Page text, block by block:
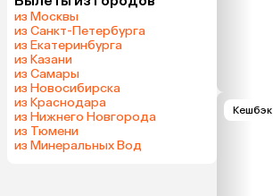
из Москвы
из Санкт-Петербурга
из Екатеринбурга
из Казани
из Самары
из Новосибирска
из Краснодара
из Нижнего Новгорода
из Тюмени
из Минеральных Вод
Кешбэк